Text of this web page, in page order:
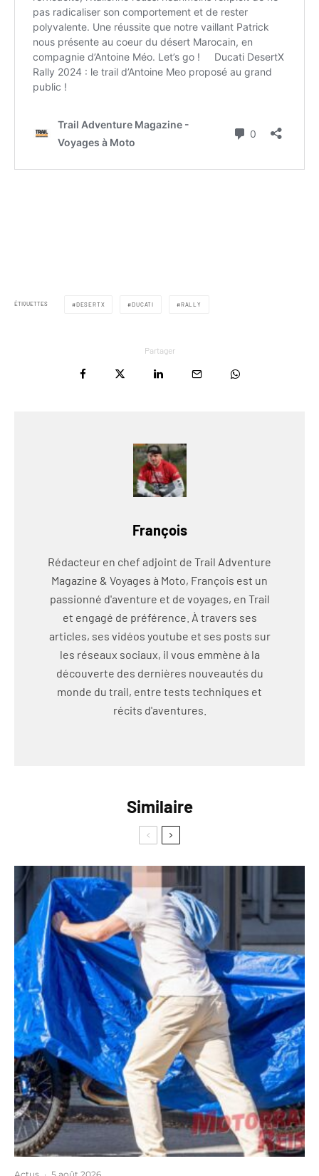
ÉTIQUETTES DESERTX DUCATI RALLY
Partager
François
Rédacteur en chef adjoint de Trail Adventure
Magazine & Voyages à Moto, François est un
passionné d'aventure et de voyages, en Trail
et engagé de préférence. À travers ses
articles, ses vidéos youtube et ses posts sur
les réseaux sociaux, il vous emmène à la
découverte des dernières nouveautés du
monde du trail, entre tests techniques et
récits d'aventures.
Similaire